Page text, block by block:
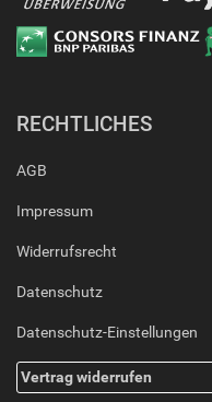
RECHTLICHES
AGB
Impressum
Widerrufsrecht
Datenschutz
Datenschutz-Einstellungen
Vertrag widerrufen